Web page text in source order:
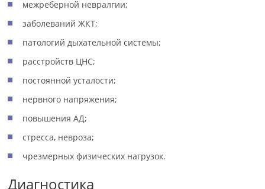
межреберной невралгии;
заболеваний ЖКТ;
патологий дыхательной системы;
расстройств ЦНС;
постоянной усталости;
нервного напряжения;
повышения АД;
стресса, невроза;
чрезмерных физических нагрузок.
Диагностика